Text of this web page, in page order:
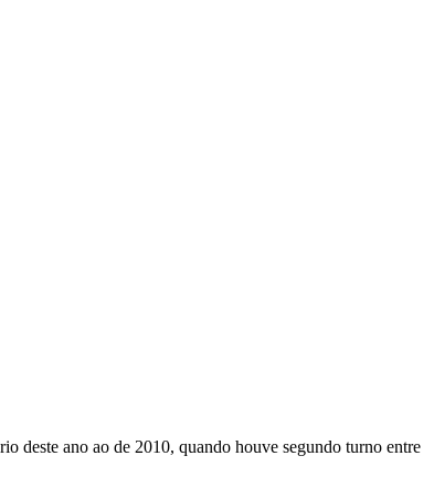
deste ano ao de 2010, quando houve segundo turno entre